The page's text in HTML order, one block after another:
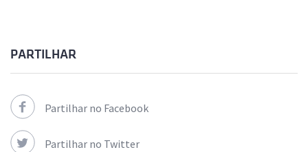
PARTILHAR
Partilhar no Facebook
Partilhar no Twitter